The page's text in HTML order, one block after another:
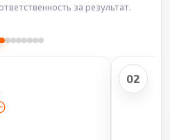
за результат.
02